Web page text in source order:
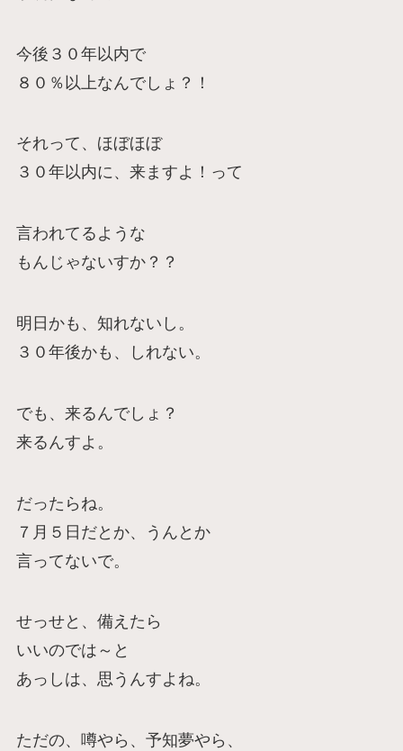
今後３０年以内で
８０％以上なんでしょ？！
それって、ほぼほぼ
３０年以内に、来ますよ！って
言われてるような
もんじゃないすか？？
明日かも、知れないし。
３０年後かも、しれない。
でも、来るんでしょ？
来るんすよ。
だったらね。
７月５日だとか、うんとか
言ってないで。
せっせと、備えたら
いいのでは～と
あっしは、思うんすよね。
ただの、噂やら、予知夢やら、